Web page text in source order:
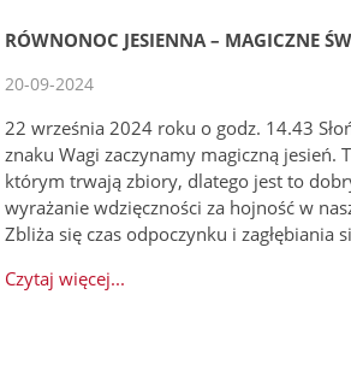
RÓWNONOC JESIENNA – MAGICZNE
20-09-2024
22 września 2024 roku o godz. 14.43
znaku Wagi zaczynamy magiczną jesień.
którym trwają zbiory, dlatego jest to
wyrażanie wdzięczności za hojność w
Zbliża się czas odpoczynku i zagłębiania
Czytaj więcej...